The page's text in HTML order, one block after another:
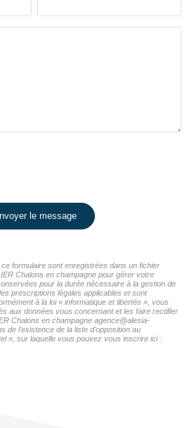
le message
formulaire sont enregistrées dans un fichier
Chalons en champagne pour gérer votre
pour la durée nécessaire à la gestion de
prescriptions légales applicables et sont
à la loi « informatique et libertés », vous
aux données vous concernant et les faire rectifier
Chalons en champagne agence@alesia-
de l'existence de la liste d'opposition au
», sur laquelle vous pouvez vous inscrire ici :